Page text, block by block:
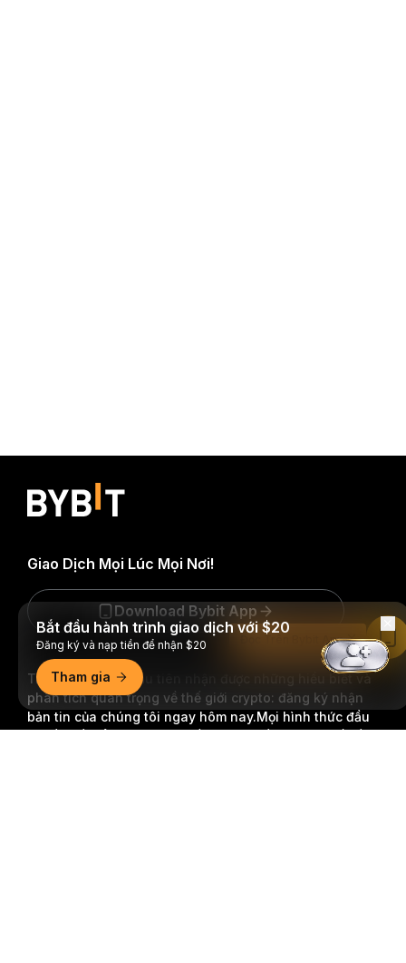
Trở thành người đầu tiên nhận được những hiểu biết và
phân tích quan trọng về thế giới crypto: đăng ký nhận
bản tin của chúng tôi ngay hôm nay.Mọi hình thức đầu
Giao Dịch Mọi Lúc Mọi Nơi!
Download Bybit App
Bắt đầu hành trình giao dịch với $20
Đăng ký và nạp tiền để nhận $20
Tham gia
Đọc Trên Bybit App